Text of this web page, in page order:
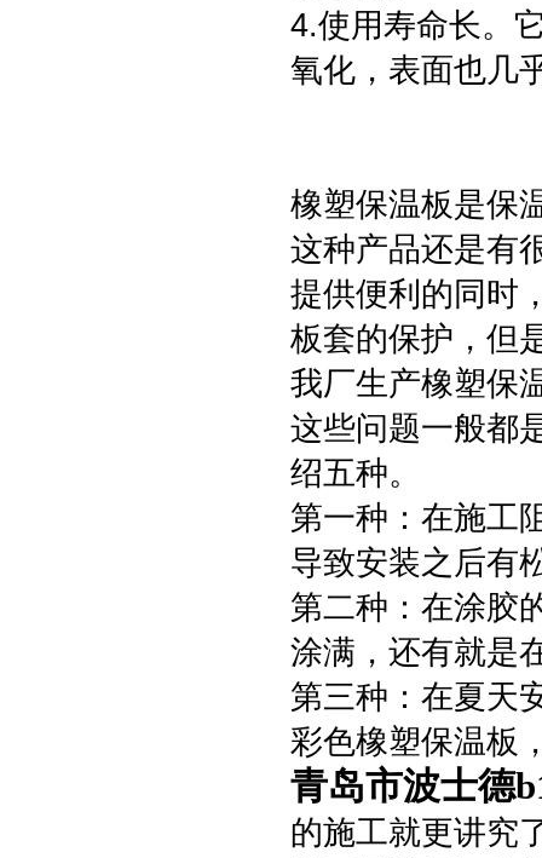
4.使用寿命长。
氧化，表面也几
橡塑保温板是保
这种产品还是有
提供便利的同时
板套的保护，但
我厂生产橡塑保
这些问题一般都
绍五种。
第一种：在施工
导致安装之后有
第二种：在涂胶
涂满，还有就是
第三种：在夏天
彩色橡塑保温板
青岛市波士德
的施工就更讲究